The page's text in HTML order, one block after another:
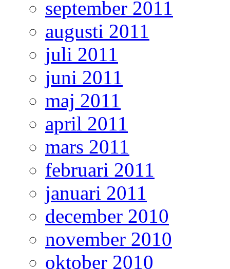
september 2011
augusti 2011
juli 2011
juni 2011
maj 2011
april 2011
mars 2011
februari 2011
januari 2011
december 2010
november 2010
oktober 2010